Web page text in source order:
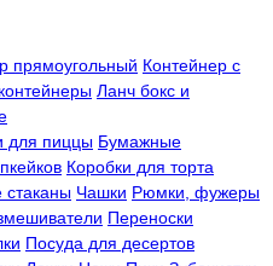
прямоугольный Контейнер с
Ланч бокс и
для пиццы Бумажные
Коробки для торта
стаканы Чашки Рюмки, фужеры
Переноски
Посуда для десертов